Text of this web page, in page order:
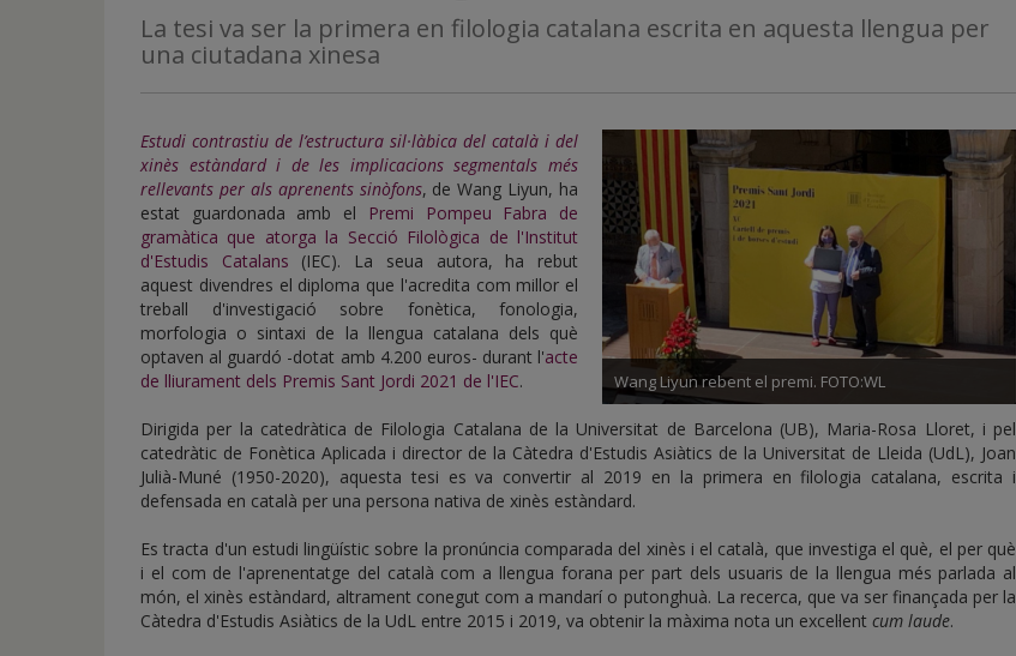
inicio
La tesi va ser la primera en filologia catalana escrita en aquesta llengua per
una ciutadana xinesa
Wang Liyun rebent el premi. FOTO:WL
Estudi contrastiu de l’estructura sil·làbica del català i del
xinès estàndard i de les implicacions segmentals més
rellevants per als aprenents sinòfons, de Wang Liyun, ha
estat guardonada amb el
Premi Pompeu Fabra de
gramàtica que atorga la Secció Filològica de l'Institut
d'Estudis Catalans (IEC). La seua autora, ha rebut
aquest divendres el diploma que l'acredita com millor el
treball d'investigació sobre fonètica, fonologia,
morfologia o sintaxi de la llengua catalana dels què
optaven al guardó -dotat amb 4.200 euros- durant l'acte
de lliurament dels Premis Sant Jordi 2021 de l'IEC.
Dirigida per la catedràtica de Filologia Catalana de la Universitat de Barcelona (UB), Maria-Rosa Lloret, i pel
catedràtic de Fonètica Aplicada i director de la Càtedra d'Estudis Asiàtics de la Universitat de Lleida (UdL), Joan
Julià-Muné (1950-2020), aquesta tesi es va convertir al 2019 en la primera en filologia catalana, escrita i
defensada en català per una persona nativa de xinès estàndard.
Es tracta d'un estudi lingüístic sobre la pronúncia comparada del xinès i el català, que investiga el què, el per què
i el com de l'aprenentatge del català com a llengua forana per part dels usuaris de la llengua més parlada al
món, el xinès estàndard, altrament conegut com a mandarí o putonghuà. La recerca, que va ser finançada per la
Càtedra d'Estudis Asiàtics de la UdL entre 2015 i 2019, va obtenir la màxima nota un excel·lent cum laude.